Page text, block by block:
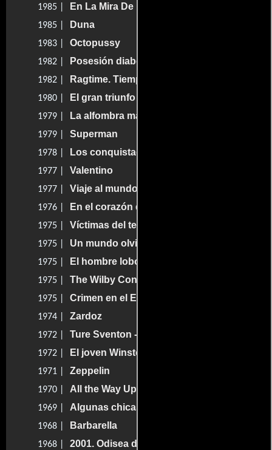
1985 | En La Mira De Los Asesinos
1985 | Duna
1983 | Octopussy
1982 | Posesión diabólica
1982 | Ragtime. Tiempo de injusticia
1980 | El gran triunfo
1979 | La alfombra mágica
1979 | Superman
1978 | Los conquistadores de Atlantis
1977 | Valentino
1977 | Viaje al mundo perdido
1976 | En el corazón de la tierra
1975 | Víctimas del terrorismo
1975 | Un mundo olvidado
1975 | El hombre lobo
1975 | The Wilby Conspiracy
1975 | Crimen en el Expreso Oriente
1974 | Zardoz
1972 | Ture Sventon - Privatdetektiv
1972 | El joven Winston
1971 | Zeppelin
1970 | All the Way Up
1969 | Algunas chicas lo hacen
1968 | Barbarella
1968 | 2001. Odisea del espacio